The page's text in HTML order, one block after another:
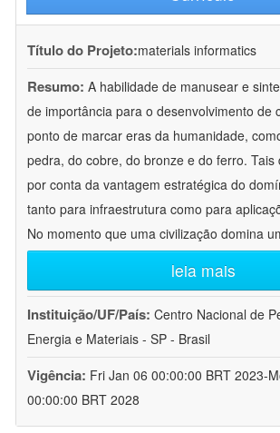
Título do Projeto:materials informatics
Resumo: A habilidade de manusear e
de importância para o desenvolvimento de
ponto de marcar eras da humanidade,
pedra, do cobre, do bronze e do ferro. Tais
por conta da vantagem estratégica do
tanto para infraestrutura como para
No momento que uma civilização domina
leia mais
Instituição/UF/País: Centro Nacional de
Energia e Materiais - SP - Brasil
Vigência: Fri Jan 06 00:00:00 BRT 2023-
00:00:00 BRT 2028